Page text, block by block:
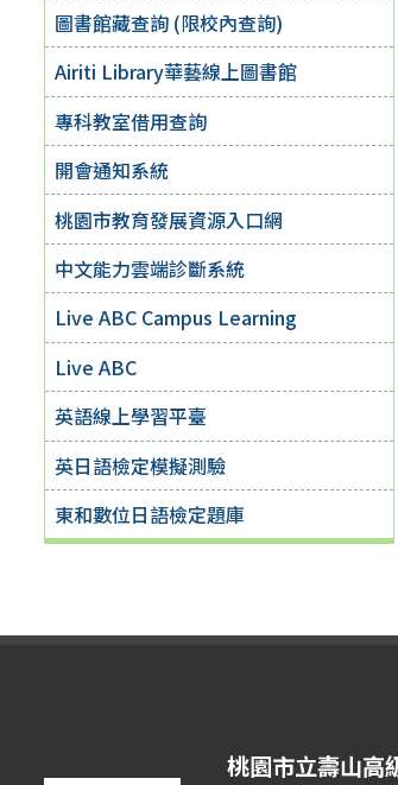
圖書館藏查詢 (限校內查詢)
Airiti Library華藝線上圖書館
專科教室借用查詢
開會通知系統
桃園市教育發展資源入口網
中文能力雲端診斷系統
Live ABC Campus Learning
Live ABC
英語線上學習平臺
英日語檢定模擬測驗
東和數位日語檢定題庫
桃園市立壽山高